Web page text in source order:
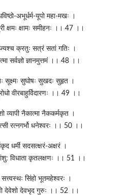
अभूर्धर्म-यूपो महा-मखः ।
क्षमः क्षामः समीहनः ।। 47 ।।
क्रतुः सत्रं सतां गतिः ।
सर्वज्ञो ज्ञानमुत्तमं ।। 48 ।।
सूक्ष्मः सुघोषः सुखदः सुहृत ।
वीरबाहुर्विदारणः ।। 49 ।।
व्यापी नैकात्मा नैककर्मकृत ।
रत्नगर्भो धनेश्वरः ।। 50 ।।
धर्मी सदसत्क्षरं-अक्षरं ।
विधाता कृतलक्षणः ।। 51 ।।
सत्त्वस्थः सिंहो भूतमहेश्वरः ।
देवेशो देवभृद गुरुः ।। 52 ।।